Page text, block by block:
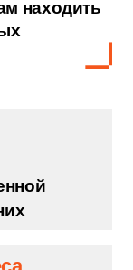
пять
находить